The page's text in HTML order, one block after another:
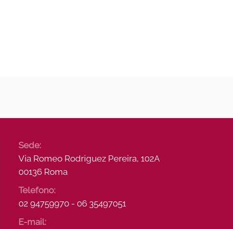
Sede:
Via Romeo Rodriguez Pereira, 102A
00136 Roma
Telefono:
02 94759970 - 06 35497051
E-mail: